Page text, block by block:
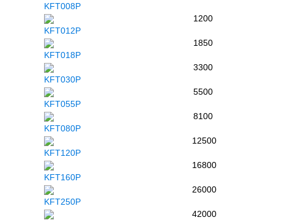
KFT008P
KFT012P
1200
KFT018P
1850
KFT030P
3300
KFT055P
5500
KFT080P
8100
KFT120P
12500
KFT160P
16800
KFT250P
26000
42000